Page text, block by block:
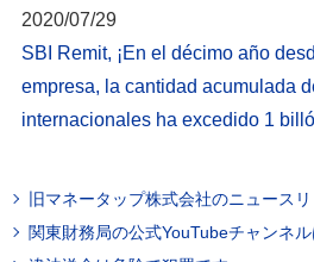
2020/07/29
SBI Remit, ¡En el décimo año
empresa, la cantidad acumulada
internacionales ha excedido 1
旧マネータップ株式会社のニュース
関東財務局の公式YouTubeチャンネ